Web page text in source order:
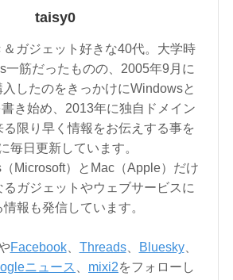
taisy0
ガジェット好きな40代。大学時
一筋だったものの、2005年9月に
入したのをきっかけにWindowsと
き始め、2013年に独自ドメイン
る限り早く情報をお伝えする事を
毎日更新しています。
Microsoft）とMac（Apple）だけ
ガジェットやウェブサービスに
情報も発信しています。
Facebook、 Threads、 Bluesky、
ニュース mixi2をフォローし